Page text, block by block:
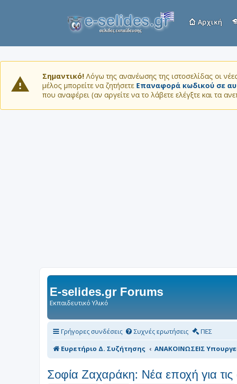
Αρχική
Σημαντικό! Λόγω της ανανέωσης της ιστοσελίδας οι
μέλος μπορείτε να ζητήσετε Επαναφορά κωδικού σε
που αναφέρει (αν αργείτε να το λάβετε ελέγξτε και τα
E-selides.gr Forums
Εκπαιδευτικό Υλικό
Γρήγορες συνδέσεις Συχνές ερωτήσεις ΠΕΣ
Ευρετήριο Δ. Συζήτησης
ΑΝΑΚΟΙΝΩΣΕΙΣ
Σοφία Ζαχαράκη: Νέα εποχή για τις